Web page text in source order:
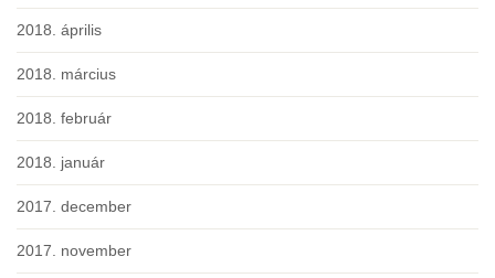
2018. április
2018. március
2018. február
2018. január
2017. december
2017. november